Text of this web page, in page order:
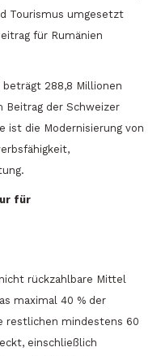
Tourismus umgesetzt
für Rumänien
288,8 Millionen
Beitrag der Schweizer
ist die Modernisierung von
für
rückzahlbare Mittel
maximal 40 % der
restlichen mindestens 60
einschließlich